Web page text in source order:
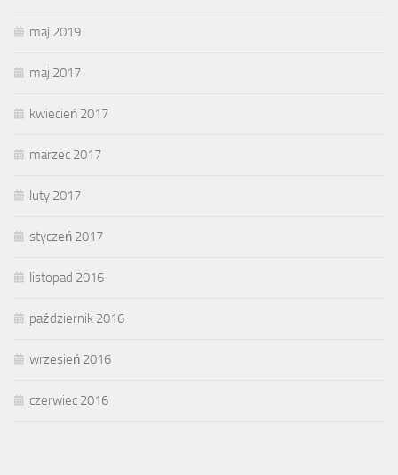
maj 2019
maj 2017
kwiecień 2017
marzec 2017
luty 2017
styczeń 2017
listopad 2016
październik 2016
wrzesień 2016
czerwiec 2016